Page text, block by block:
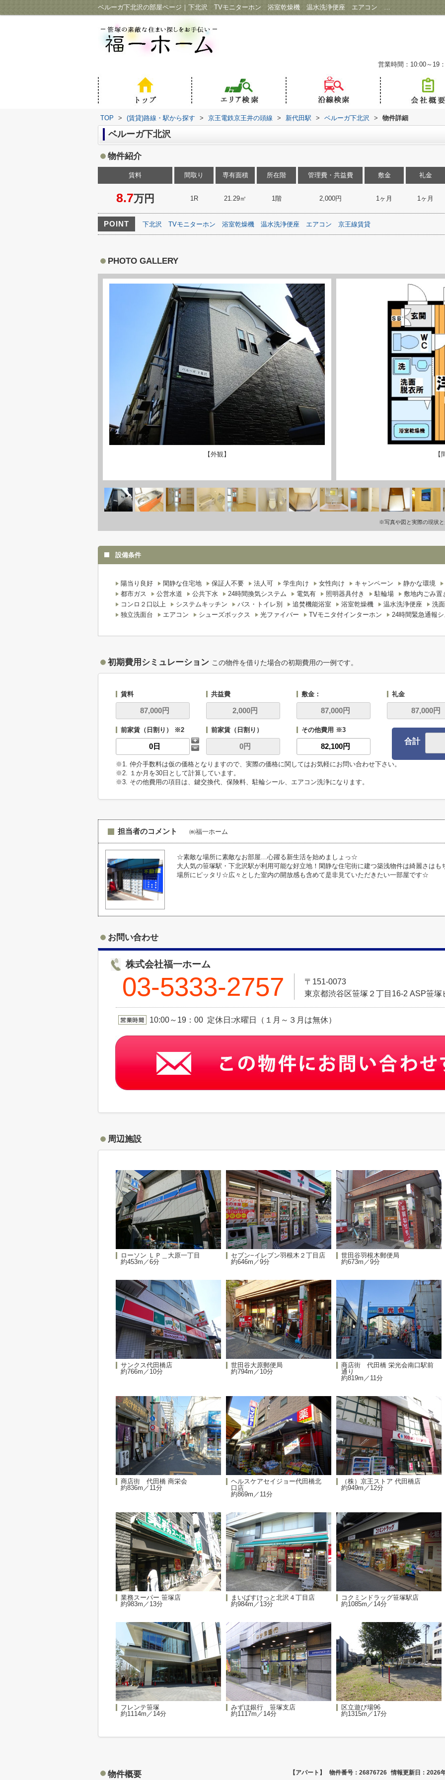
ベルーガ下北沢の部屋ページ｜下北沢 TVモニターホン 浴室乾燥機 温水洗浄便座 エアコン 京王線賃貸 ｜笹塚の賃貸なら福一ホーム
営業時間：10:00～19
TOP > (賃貸)路線・駅から探す > 京王電鉄京王井の頭線 > 新代田駅 > ベルーガ下北沢 > 物件詳細
ベルーガ下北沢
物件紹介
賃料
8.7万円
間取り
1R
専有面積
21.29㎡
所在階
1階
管理費・共益費
2,000円
敷金
1ヶ月
礼金
1ヶ月
POINT 下北沢 TVモニターホン 浴室乾燥機 温水洗浄便座 エアコン 京王線賃貸
PHOTO GALLERY
【外観】 【
※写真や図と実際の現状
設備条件
陽当り良好 閑静な住宅地 保証人不要 法人可 学生向け 女性向け キャンペーン
静かな環境
都市ガス
公営水道 公共下水 24時間換気システム 電気有 照明器具付き 駐輪場
敷地内ごみ置
コンロ２口以上
システムキッチン バス・トイレ別 追焚機能浴室 浴室乾燥機 温水洗浄便座
洗
独立洗面台
エアコン シューズボックス 光ファイバー TVモニタ付インターホン 24時間緊急通報
初期費用シミュレーション この物件を借りた場合の初期費用の一例です。
賃料 共益費 敷金： 礼金
前家賃（日割り） ※2 前家賃（日割り） その他費用 ※3
合計
※1. 仲介手数料は仮の価格となりますので、実際の価格に関してはお気軽にお問い合わせ下さい。
※2. １か月を30日として計算しています。
※3. その他費用の項目は、鍵交換代、保険料、駐輪シール、エアコン洗浄になります。
担当者のコメント ㈱福一ホーム
☆素敵な場所に素敵なお部屋…心躍る新生活を始めましょっ☆
大人気の笹塚駅・下北沢駅が利用可能な好立地！閑静な住宅街に建つ築浅物件は綺麗さは
場所にピッタリ☆広々とした室内の開放感も含めて是非見ていただきたい一部屋です☆
お問い合わせ
株式会社福一ホーム
03-5333-2757
〒151-0073
東京都渋谷区笹塚２丁目16-2 ASP笹塚
10:00～19：00 定休日:水曜日（１月～３月は無休）
周辺施設
ローソン ＬＰ＿大原一丁目
約453m／6分
セブン−イレブン羽根木２丁目店
約646m／9分
世田谷羽根木郵便局
約673m／9分
サンクス代田橋店
約766m／10分
世田谷大原郵便局
約794m／10分
商店街 代田橋 栄光会南口駅前
通り
約819m／11分
商店街 代田橋 商栄会
約836m／11分
ヘルスケアセイジョー代田橋北
口店
約869m／11分
（株）京王ストア 代田橋店
約949m／12分
業務スーパー 笹塚店
約983m／13分
まいばすけっと北沢４丁目店
約984m／13分
コクミンドラッグ笹塚駅店
約1085m／14分
フレンテ笹塚
約1114m／14分
みずほ銀行 笹塚支店
約1117m／14分
区立遊び場96
約1315m／17分
物件概要 【アパート】 物件番号：26876726 情報更新日：2026